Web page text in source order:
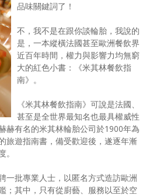
品味關鍵詞了！
不，我不是在跟你談輪胎，我說的
是，一本縱橫法國甚至歐洲餐飲界
近百年時間，權力與影響力均無窮
大的紅色小書：《米其林餐飲指
南》。
《米其林餐飲指南》可說是法國、
甚至是全世界最知名也最具權威性
赫有名的米其林輪胎公司於1900年為
旅遊指南書，備受歡迎後，遂逐年漸
一批專業人士，以匿名方式造訪歐洲
；其中，只有從廚藝、服務以至於空